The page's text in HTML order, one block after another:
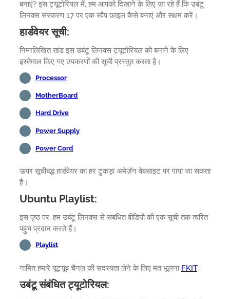
बनाएं? इस ट्यूटोरियल में, हम आपको दिखाने के लिए जा रहे हैं कि उबंटू
लिनक्स संस्करण 17 पर एक स्वैप फ़ाइल कैसे बनाएं और सक्षम करें।
हार्डवेयर सूची:
निम्नलिखित खंड इस उबंटू लिनक्स ट्यूटोरियल को बनाने के लिए
इस्तेमाल किए गए उपकरणों की सूची प्रस्तुत करता है।
Processor
MotherBoard
Hard Drive
Power Supply
Power Cord
ऊपर सूचीबद्ध हार्डवेयर का हर टुकड़ा अमेज़ॅन वेबसाइट पर पाया जा सकता
है।
Ubuntu Playlist:
इस पृष्ठ पर, हम उबंटू लिनक्स से संबंधित वीडियो की एक सूची तक त्वरित
पहुंच प्रदान करते हैं।
Playlist
नामित हमारे यूट्यूब चैनल की सदस्यता लेने के लिए मत भूलना FKIT.
उबंटू संबंधित ट्यूटोरियल: